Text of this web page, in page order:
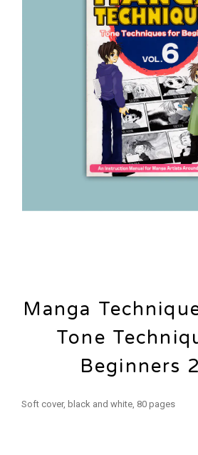
Manga
Tone
Beginners
Soft cover, black and white, 80 pages